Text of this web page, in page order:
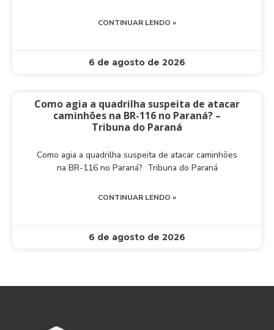
CONTINUAR LENDO »
6 de agosto de 2026
Como agia a quadrilha suspeita de atacar
caminhões na BR-116 no Paraná? –
Tribuna do Paraná
Como agia a quadrilha suspeita de atacar caminhões
na BR-116 no Paraná? Tribuna do Paraná
CONTINUAR LENDO »
6 de agosto de 2026